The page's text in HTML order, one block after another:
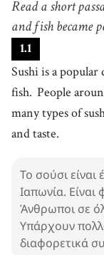
πιάτο
4.rice [n]/ raɪs/
ρύζι
5.fish [n] /fɪʃ/
ψάρι
6.ingredient[n ]/
συστατικό
γεύση
.chef[n /ˈʃɛf/
σεφ
.sticky[adj]/ˈstɪki /
Read a short
and fish became
1.1
Sushi is a popular
fish. People
many types of
and taste.
Το σούσι
Ιαπωνία. Είναι
Άνθρωποι σε
Υπάρχουν
διαφορετικά